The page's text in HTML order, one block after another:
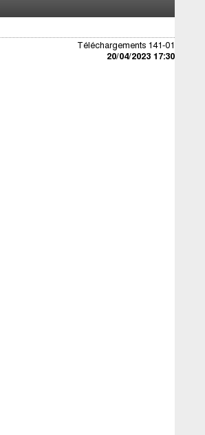
Téléchargements 141-01
20/04/2023 17:30